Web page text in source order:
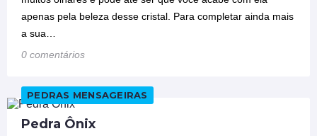
apenas pela beleza desse cristal. Para completar ainda mais
a sua…
0 comentários
PEDRAS MENSAGEIRAS
Pedra Ônix